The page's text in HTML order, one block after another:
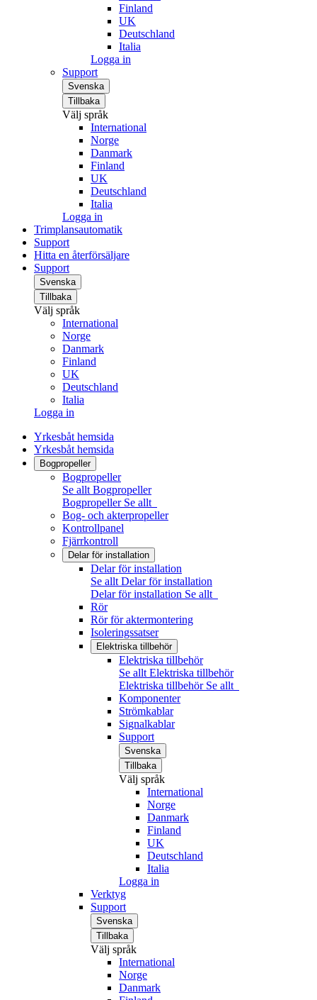
Finland
UK
Deutschland
Italia
Logga in
Support
Svenska
Tillbaka
Välj språk
International
Norge
Danmark
Finland
UK
Deutschland
Italia
Logga in
Trimplansautomatik
Support
Hitta en återförsäljare
Support
Svenska
Tillbaka
Välj språk
International
Norge
Danmark
Finland
UK
Deutschland
Italia
Logga in
Yrkesbåt hemsida
Yrkesbåt hemsida
Bogpropeller
Bogpropeller
Se allt Bogpropeller
Bogpropeller Se allt
Bog- och akterpropeller
Kontrollpanel
Fjärrkontroll
Delar för installation
Delar för installation
Se allt Delar för installation
Delar för installation Se allt
Rör
Rör för aktermontering
Isoleringssatser
Elektriska tillbehör
Elektriska tillbehör
Se allt Elektriska tillbehör
Elektriska tillbehör Se allt
Komponenter
Strömkablar
Signalkablar
Support
Svenska
Tillbaka
Välj språk
International
Norge
Danmark
Finland
UK
Deutschland
Italia
Logga in
Verktyg
Support
Svenska
Tillbaka
Välj språk
International
Norge
Danmark